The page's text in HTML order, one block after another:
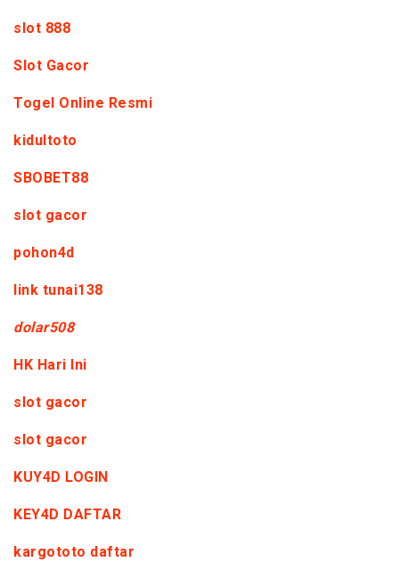
slot 888
Slot Gacor
Togel Online Resmi
kidultoto
SBOBET88
slot gacor
pohon4d
link tunai138
dolar508
HK Hari Ini
slot gacor
slot gacor
KUY4D LOGIN
KEY4D DAFTAR
kargototo daftar